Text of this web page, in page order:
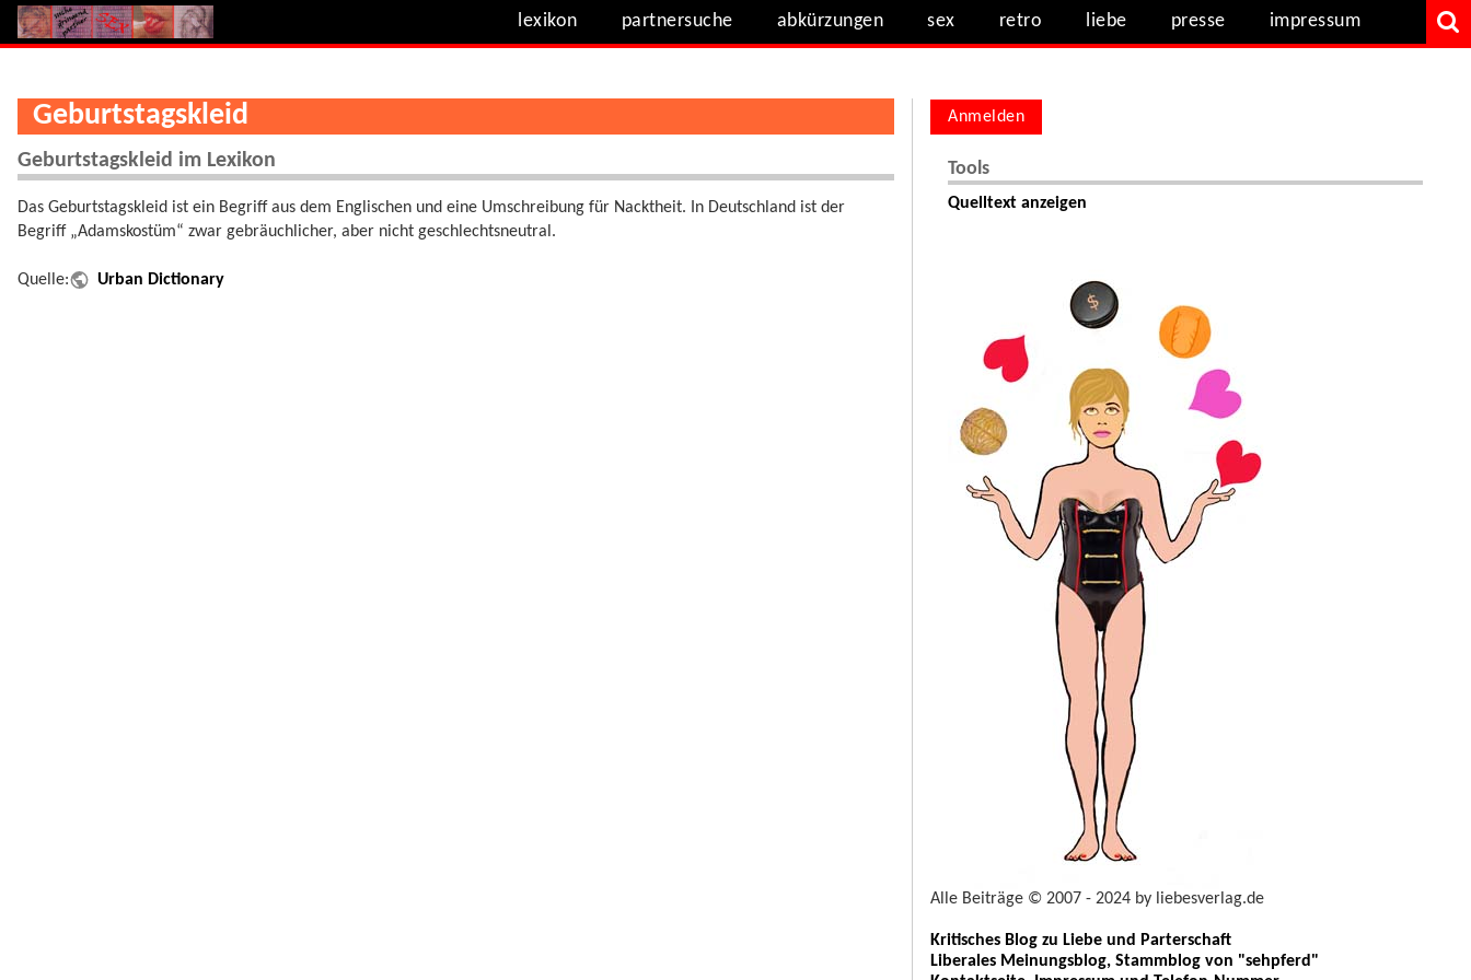
lexikon partnersuche abkürzungen sex retro liebe presse impressum
Geburtstagskleid
Geburtstagskleid im Lexikon
Das Geburtstagskleid ist ein Begriff aus dem Englischen und eine Umschreibung für Nacktheit. In Deutschland ist der
Begriff „Adamskostüm“ zwar gebräuchlicher, aber nicht geschlechtsneutral.
Quelle: Urban Dictionary
Anmelden
Tools
Quelltext anzeigen
Alle Beiträge © 2007 - 2024 by liebesverlag.de
Kritisches Blog zu Liebe und Parterschaft
Liberales Meinungsblog, Stammblog von "sehpferd"